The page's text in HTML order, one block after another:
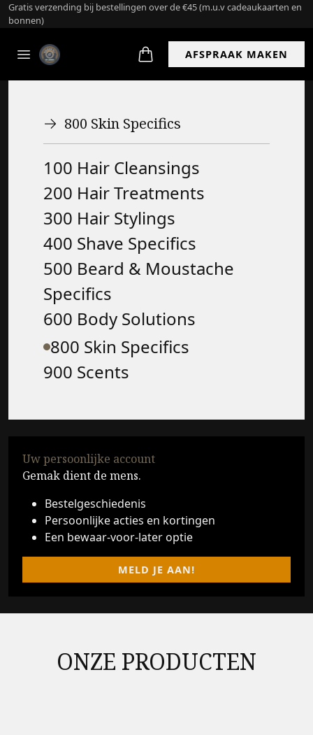
Gratis verzending bij bestellingen over de €45 (m.u.v cadeaukaarten en
bonnen)
AFSPRAAK MAKEN
800 Skin Specifics
100 Hair Cleansings
200 Hair Treatments
300 Hair Stylings
400 Shave Specifics
500 Beard & Moustache
Specifics
600 Body Solutions
800 Skin Specifics
900 Scents
Uw persoonlijke account
Gemak dient de mens.
Bestelgeschiedenis
Persoonlijke acties en kortingen
Een bewaar-voor-later optie
MELD JE AAN!
ONZE PRODUCTEN